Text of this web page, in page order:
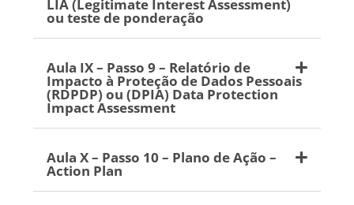
LIA (Legitimate Interest Assessment)
ou teste de ponderação
Aula IX – Passo 9 – Relatório de
Impacto à Proteção de Dados Pessoais
(RDPDP) ou (DPIA) Data Protection
Impact Assessment
Aula X – Passo 10 – Plano de Ação –
Action Plan